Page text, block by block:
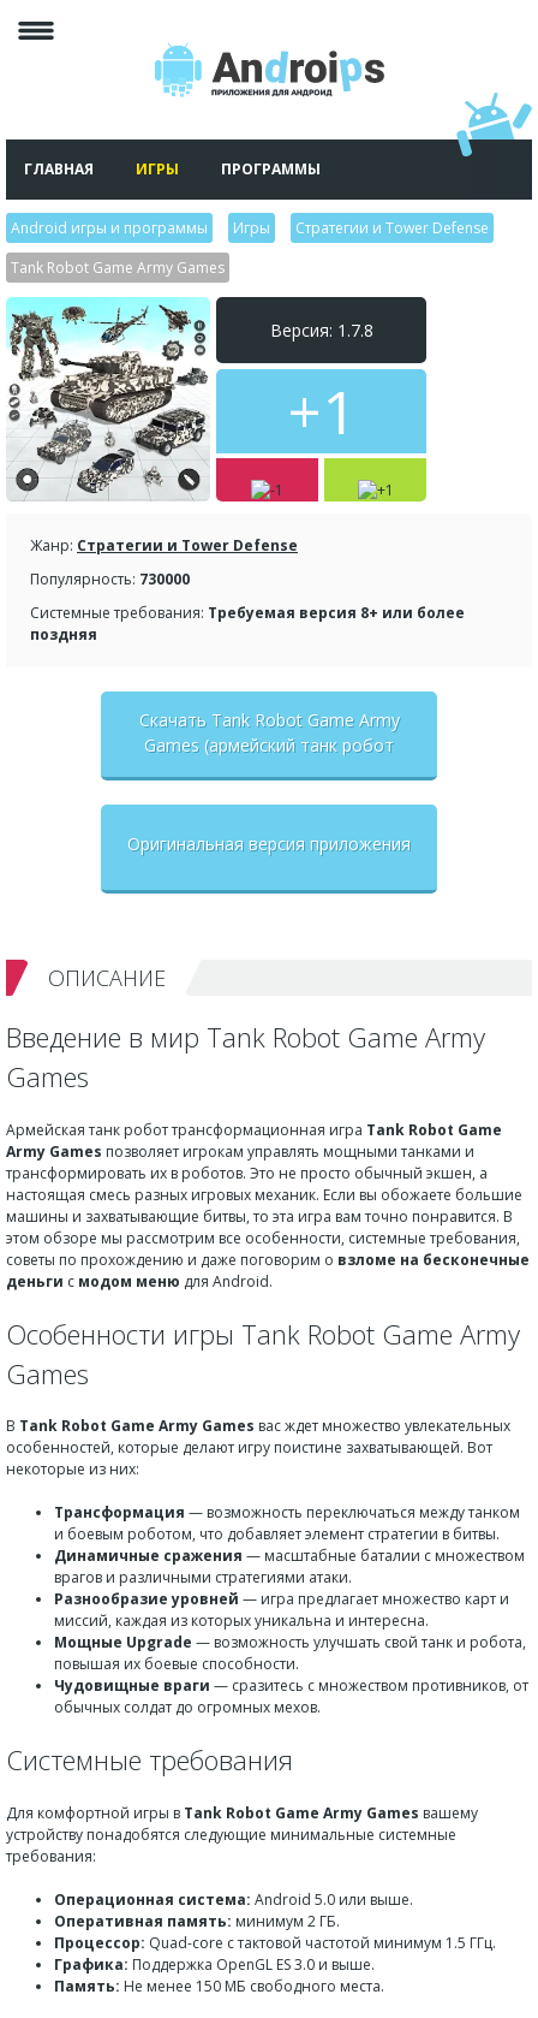
ГЛАВНАЯ ИГРЫ ПРОГРАММЫ
Android игры и программы Игры Стратегии и Tower Defense
Tank Robot Game Army Games
Версия: 1.7.8
+1
Жанр: Стратегии и Tower Defense
Популярность: 730000
Системные требования: Требуемая версия 8+ или более
поздняя
Скачать Tank Robot Game Army
Games (армейский танк робот
Оригинальная версия приложения
ОПИСАНИЕ
Введение в мир Tank Robot Game Army
Games
Армейская танк робот трансформационная игра Tank Robot Game
Army Games позволяет игрокам управлять мощными танками и
трансформировать их в роботов. Это не просто обычный экшен, а
настоящая смесь разных игровых механик. Если вы обожаете большие
машины и захватывающие битвы, то эта игра вам точно понравится. В
этом обзоре мы рассмотрим все особенности, системные требования,
советы по прохождению и даже поговорим о взломе на бесконечные
деньги с модом меню для Android.
Особенности игры Tank Robot Game Army
Games
В Tank Robot Game Army Games вас ждет множество увлекательных
особенностей, которые делают игру поистине захватывающей. Вот
некоторые из них:
Трансформация — возможность переключаться между танком
и боевым роботом, что добавляет элемент стратегии в битвы.
Динамичные сражения — масштабные баталии с множеством
врагов и различными стратегиями атаки.
Разнообразие уровней — игра предлагает множество карт и
миссий, каждая из которых уникальна и интересна.
Мощные Upgrade — возможность улучшать свой танк и робота,
повышая их боевые способности.
Чудовищные враги — сразитесь с множеством противников, от
обычных солдат до огромных мехов.
Системные требования
Для комфортной игры в Tank Robot Game Army Games вашему
устройству понадобятся следующие минимальные системные
требования:
Операционная система: Android 5.0 или выше.
Оперативная память: минимум 2 ГБ.
Процессор: Quad-core с тактовой частотой минимум 1.5 ГГц.
Графика: Поддержка OpenGL ES 3.0 и выше.
Память: Не менее 150 МБ свободного места.